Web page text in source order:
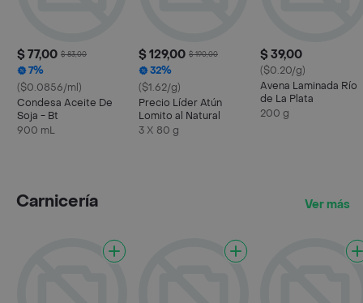
$ 77,00 $ 83,00
7%
($0.0856/ml)
Condesa Aceite De
Soja - Bt
900 mL
$ 129,00 $ 190,00
32%
($1.62/g)
Precio Líder Atún
Lomito al Natural
3 X 80 g
$ 39,00
($0.20/g)
Avena Laminada Río
de La Plata
200 g
Carnicería Ver más